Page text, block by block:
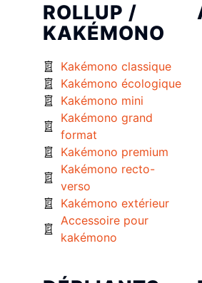
ROLLUP /
KAKÉMONO
Kakémono classique
Kakémono écologique
Kakémono mini
Kakémono grand
format
Kakémono premium
Kakémono recto-
verso
Kakémono extérieur
Accessoire pour
kakémono